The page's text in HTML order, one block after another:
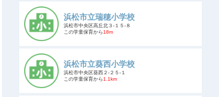
浜松市立瑞穂小学校
浜松市中央区高丘北３-１５-８
この学童保育から18m
浜松市立葵西小学校
浜松市中央区葵西２-２５-１
この学童保育から1.1km